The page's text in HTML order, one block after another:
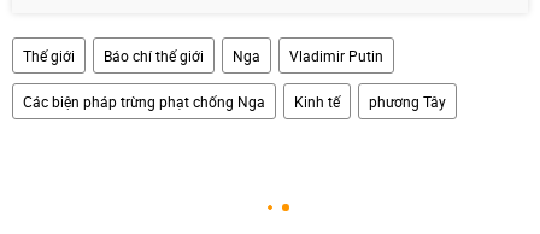
Thế giới Báo chí thế giới Nga Vladimir Putin
Các biện pháp trừng phạt chống Nga Kinh tế phương Tây